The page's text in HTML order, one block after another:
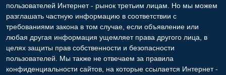
пользователей Интернет - рынок третьим лицам. Но мы можем
разглашать частную информацию в соответствии с
требованиями закона в том случае, если объявление или
любая другая информация ущемляет права другого лица, в
целях защиты прав собственности и безопасности
пользователей. Мы также не отвечаем за правила
конфиденциальности сайтов, на которые ссылается Интернет -